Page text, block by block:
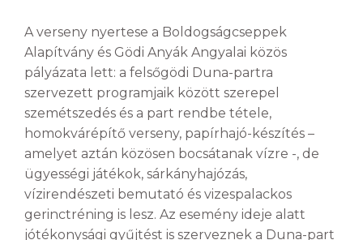
A verseny nyertese a Boldogságcseppek
Alapítvány és Gödi Anyák Angyalai közös
pályázata lett: a felsőgödi Duna-partra
szervezett programjaik között szerepel
szemétszedés és a part rendbe tétele,
homokvárépítő verseny, papírhajó-készítés –
amelyet aztán közösen bocsátanak vízre -, de
ügyességi játékok, sárkányhajózás,
vízirendészeti bemutató és vizespalackos
gerinctréning is lesz. Az esemény ideje alatt
jótékonysági gyűjtést is szerveznek a Duna-part